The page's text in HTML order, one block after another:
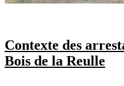
Contexte des
Bois de la Reulle